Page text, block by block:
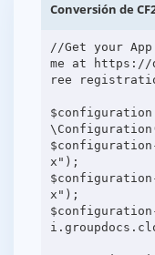
Conversión de
//Get your App
me at https://
ree
$configuration
x");
x");